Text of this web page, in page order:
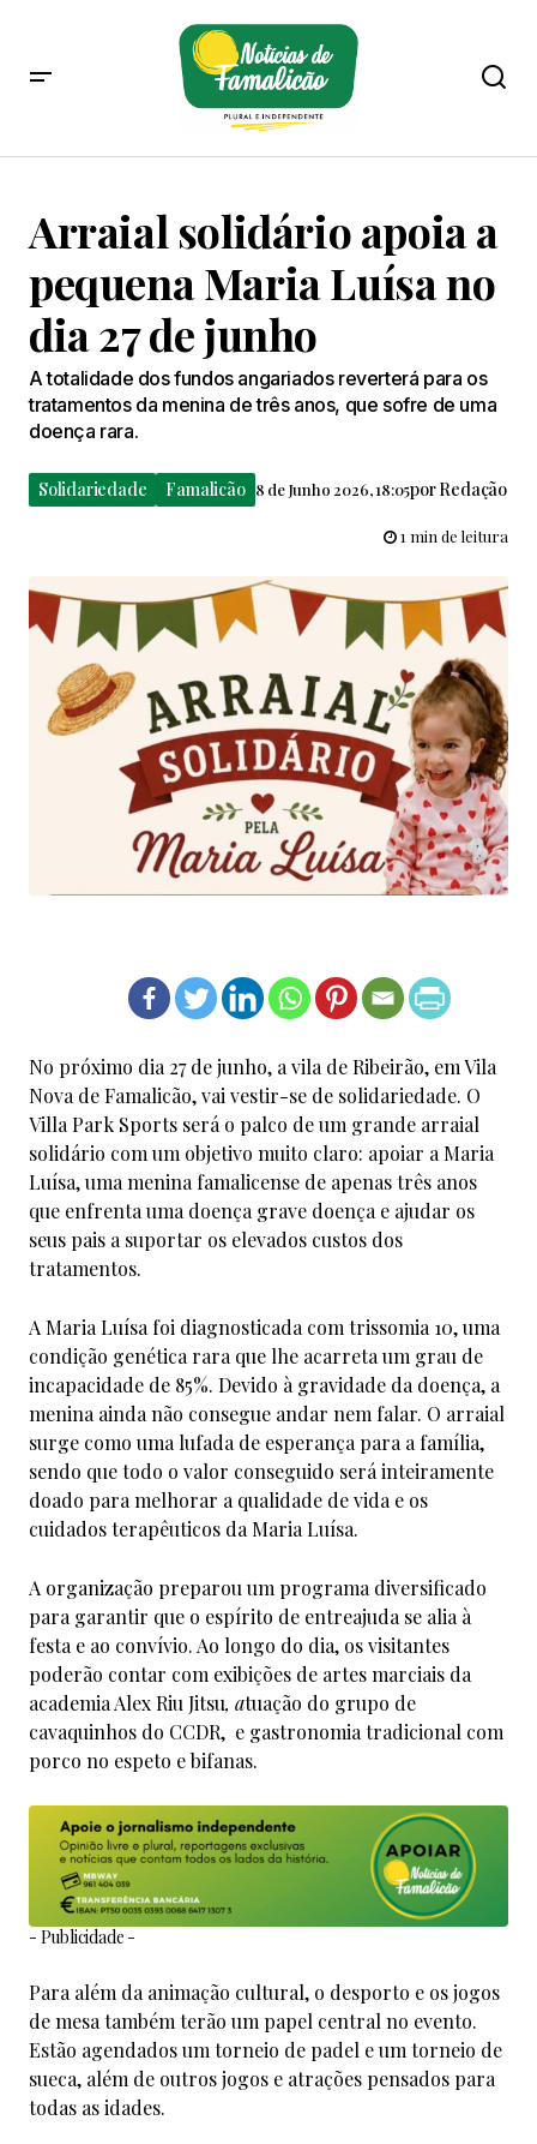
Arraial solidário apoia a
pequena Maria Luísa no
dia 27 de junho
A totalidade dos fundos angariados reverterá para os
tratamentos da menina de três anos, que sofre de uma
doença rara.
Solidariedade Famalicão 8 de Junho 2026, 18:05porRedação
1 min de leitura
No próximo dia 27 de junho, a vila de Ribeirão, em Vila
Nova de Famalicão, vai vestir-se de solidariedade. O
Villa Park Sports será o palco de um grande arraial
solidário com um objetivo muito claro: apoiar a Maria
Luísa, uma menina famalicense de apenas três anos
que enfrenta uma doença grave doença e ajudar os
seus pais a suportar os elevados custos dos
tratamentos.
A Maria Luísa foi diagnosticada com trissomia 10, uma
condição genética rara que lhe acarreta um grau de
incapacidade de 85%. Devido à gravidade da doença, a
menina ainda não consegue andar nem falar. O arraial
surge como uma lufada de esperança para a família,
sendo que todo o valor conseguido será inteiramente
doado para melhorar a qualidade de vida e os
cuidados terapêuticos da Maria Luísa.
A organização preparou um programa diversificado
para garantir que o espírito de entreajuda se alia à
festa e ao convívio. Ao longo do dia, os visitantes
poderão contar com exibições de artes marciais da
academia Alex Riu Jitsu, atuação do grupo de
cavaquinhos do CCDR, e gastronomia tradicional com
porco no espeto e bifanas.
- Publicidade -
Para além da animação cultural, o desporto e os jogos
de mesa também terão um papel central no evento.
Estão agendados um torneio de padel e um torneio de
sueca, além de outros jogos e atrações pensados para
todas as idades.